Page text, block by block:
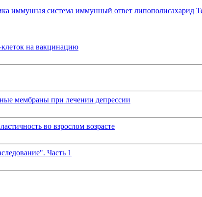
иммунная система иммунный ответ липополисахарид
клеток на вакцинацию
мембраны при лечении депрессии
во взрослом возрасте
Часть 1